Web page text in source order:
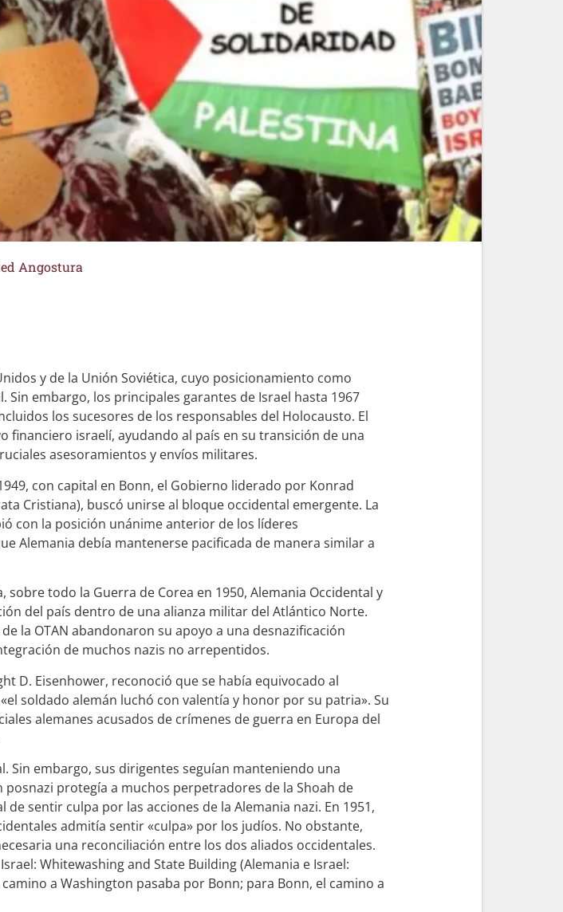
Angostura
y de la Unión Soviética, cuyo posicionamiento como
embargo, los principales garantes de Israel hasta 1967
los sucesores de los responsables del Holocausto. El
financiero israelí, ayudando al país en su transición de una
asesoramientos y envíos militares.
con capital en Bonn, el Gobierno liderado por Konrad
Cristiana), buscó unirse al bloque occidental emergente. La
con la posición unánime anterior de los líderes
Alemania debía mantenerse pacificada de manera similar a
todo la Guerra de Corea en 1950, Alemania Occidental y
del país dentro de una alianza militar del Atlántico Norte.
la OTAN abandonaron su apoyo a una desnazificación
de muchos nazis no arrepentidos.
D. Eisenhower, reconoció que se había equivocado al
soldado alemán luchó con valentía y honor por su patria». Su
alemanes acusados de crímenes de guerra en Europa del
embargo, sus dirigentes seguían manteniendo una
protegía a muchos perpetradores de la Shoah de
sentir culpa por las acciones de la Alemania nazi. En 1951,
admitía sentir «culpa» por los judíos. No obstante,
una reconciliación entre los dos aliados occidentales.
Whitewashing and State Building (Alemania e Israel:
a Washington pasaba por Bonn; para Bonn, el camino a